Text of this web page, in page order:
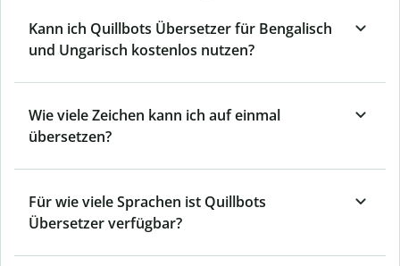
Kann ich Quillbots Übersetzer für Bengalisch
und Ungarisch kostenlos nutzen?
Wie viele Zeichen kann ich auf einmal
übersetzen?
Für wie viele Sprachen ist Quillbots
Übersetzer verfügbar?